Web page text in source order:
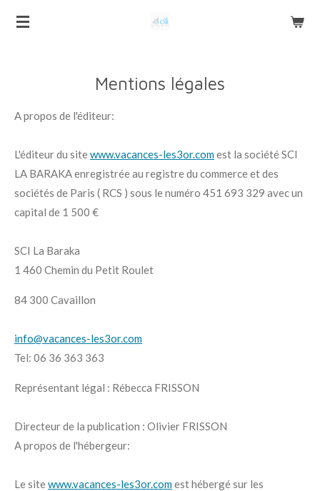
Passer
Mentions légales
A propos de l'éditeur:
L'éditeur du sitewww.vacances-les3or.comest la société SCI
LA BARAKA enregistrée au registre du commerce et des
sociétés de Paris ( RCS ) sous le numéro 451 693 329 avec un
capital de 1 500 €
SCI La Baraka
1 460 Chemin du Petit Roulet
84 300 Cavaillon
info@vacances-les3or.com
Tel: 06 36 363 363
Représentant légal : Rébecca FRISSON
Directeur de la publication : Olivier FRISSON
A propos de l'hébergeur:
Le sitewww.vacances-les3or.comest hébergé sur les